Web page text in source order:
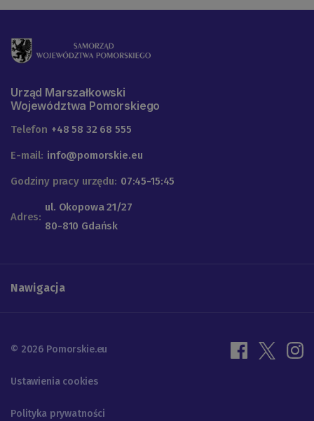
Urząd Marszałkowski
Województwa Pomorskiego
Telefon +48 58 32 68 555
E-mail: info@pomorskie.eu
Godziny pracy urzędu: 07:45-15:45
Adres:
ul. Okopowa 21/27
80-810 Gdańsk
Nawigacja
© 2026 Pomorskie.eu
Ustawienia cookies
Polityka prywatności